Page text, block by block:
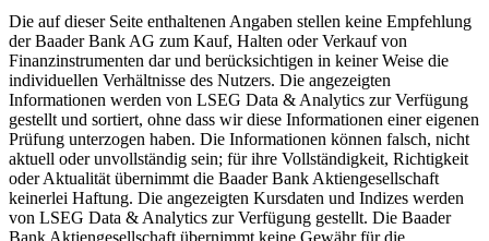
Die auf dieser Seite enthaltenen Angaben stellen keine Empfehlung
der Baader Bank AG zum Kauf, Halten oder Verkauf von
Finanzinstrumenten dar und berücksichtigen in keiner Weise die
individuellen Verhältnisse des Nutzers. Die angezeigten
Informationen werden von LSEG Data & Analytics zur Verfügung
gestellt und sortiert, ohne dass wir diese Informationen einer eigenen
Prüfung unterzogen haben. Die Informationen können falsch, nicht
aktuell oder unvollständig sein; für ihre Vollständigkeit, Richtigkeit
oder Aktualität übernimmt die Baader Bank Aktiengesellschaft
keinerlei Haftung. Die angezeigten Kursdaten und Indizes werden
von LSEG Data & Analytics zur Verfügung gestellt. Die Baader
Bank Aktiengesellschaft übernimmt keine Gewähr für die